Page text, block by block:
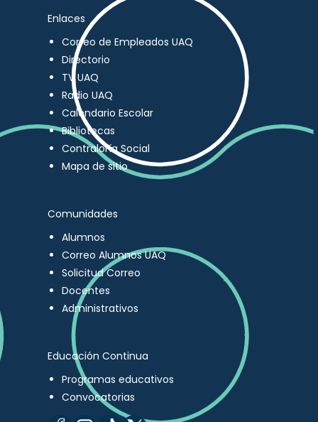
Enlaces
Correo de Empleados UAQ
Directorio
TV UAQ
Radio UAQ
Calendario Escolar
Bibliotecas
Contraloría Social
Mapa de sitio
Comunidades
Alumnos
Correo Alumnos UAQ
Solicitud Correo
Docentes
Administrativos
Educación Continua
Programas educativos
Convocatorias